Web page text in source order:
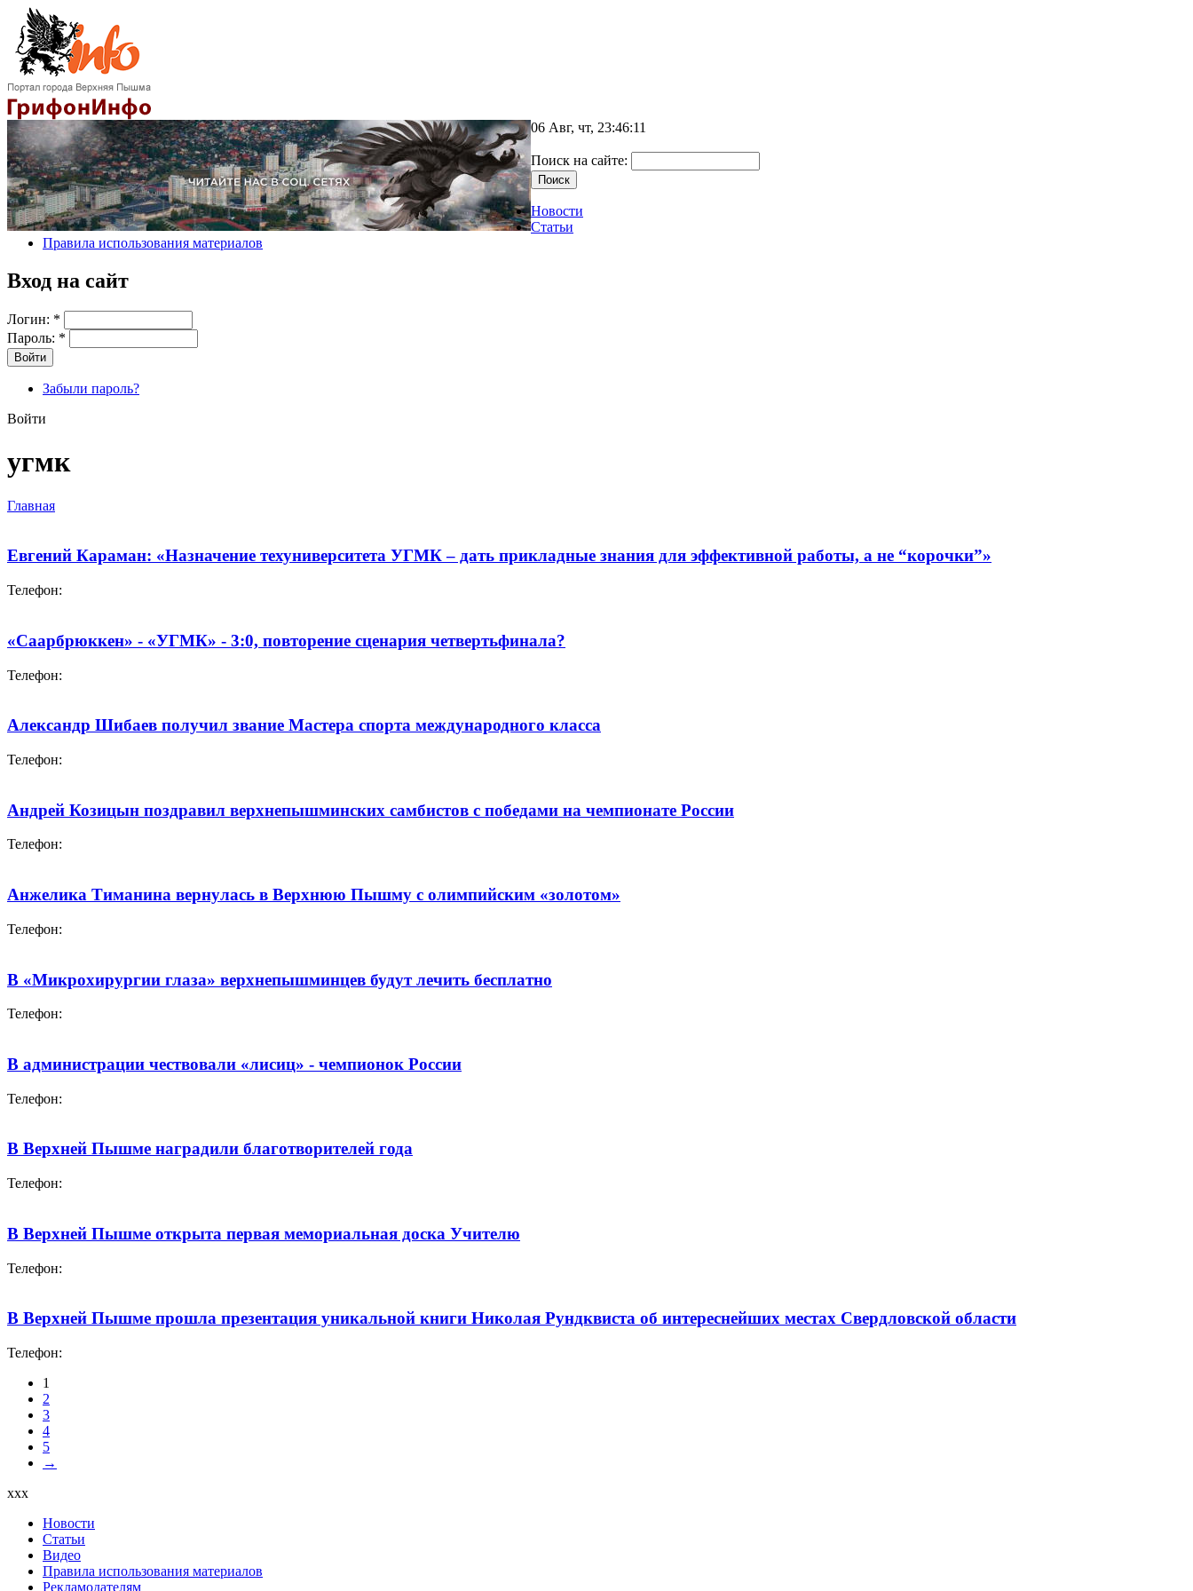
06 Авг, чт, 23:46:11
Поиск на сайте:
Новости
Статьи
Правила использования материалов
Вход на сайт
Логин: *
Пароль: *
Забыли пароль?
Войти
угмк
Главная
Евгений Караман: «Назначение техуниверситета УГМК – дать прикладные знания для эффективной работы, а не “корочки”»
Телефон:
«Саарбрюккен» - «УГМК» - 3:0, повторение сценария четвертьфинала?
Телефон:
Александр Шибаев получил звание Мастера спорта международного класса
Телефон:
Андрей Козицын поздравил верхнепышминских самбистов с победами на чемпионате России
Телефон:
Анжелика Тиманина вернулась в Верхнюю Пышму с олимпийским «золотом»
Телефон:
В «Микрохирургии глаза» верхнепышминцев будут лечить бесплатно
Телефон:
В администрации чествовали «лисиц» - чемпионок России
Телефон:
В Верхней Пышме наградили благотворителей года
Телефон:
В Верхней Пышме открыта первая мемориальная доска Учителю
Телефон:
В Верхней Пышме прошла презентация уникальной книги Николая Рундквиста об интереснейших местах Свердловской области
Телефон:
1
2
3
4
5
→
xxx
Новости
Статьи
Видео
Правила использования материалов
Рекламодателям